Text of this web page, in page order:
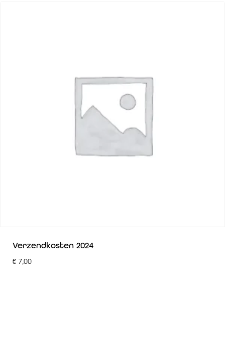
Verzendkosten 2024
€ 7,00